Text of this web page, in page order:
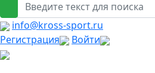
info@kross-sport.ru
Регистрация
Войти